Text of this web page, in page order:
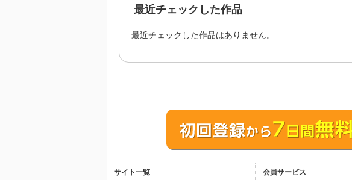
最近チェックした作品
最近チェックした作品はありません。
サイト一覧
会員サービス